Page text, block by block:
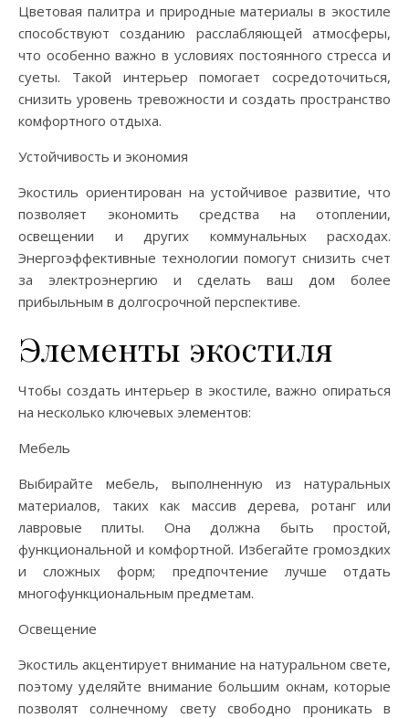
Цветовая палитра и природные материалы в экостиле
способствуют созданию расслабляющей атмосферы,
что особенно важно в условиях постоянного стресса и
суеты. Такой интерьер помогает сосредоточиться,
снизить уровень тревожности и создать пространство
комфортного отдыха.
Устойчивость и экономия
Экостиль ориентирован на устойчивое развитие, что
позволяет экономить средства на отоплении,
освещении и других коммунальных расходах.
Энергоэффективные технологии помогут снизить счет
за электроэнергию и сделать ваш дом более
прибыльным в долгосрочной перспективе.
Элементы экостиля
Чтобы создать интерьер в экостиле, важно опираться
на несколько ключевых элементов:
Мебель
Выбирайте мебель, выполненную из натуральных
материалов, таких как массив дерева, ротанг или
лавровые плиты. Она должна быть простой,
функциональной и комфортной. Избегайте громоздких
и сложных форм; предпочтение лучше отдать
многофункциональным предметам.
Освещение
Экостиль акцентирует внимание на натуральном свете,
поэтому уделяйте внимание большим окнам, которые
позволят солнечному свету свободно проникать в